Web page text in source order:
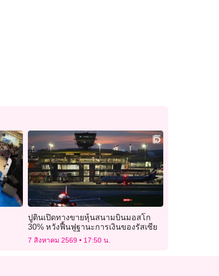
ปูตินเปิดทางขายหุ้นสนามบินมอสโก
30% หวังฟื้นฟูฐานะการเงินของรัสเซีย
7 สิงหาคม 2569 17:50 น.